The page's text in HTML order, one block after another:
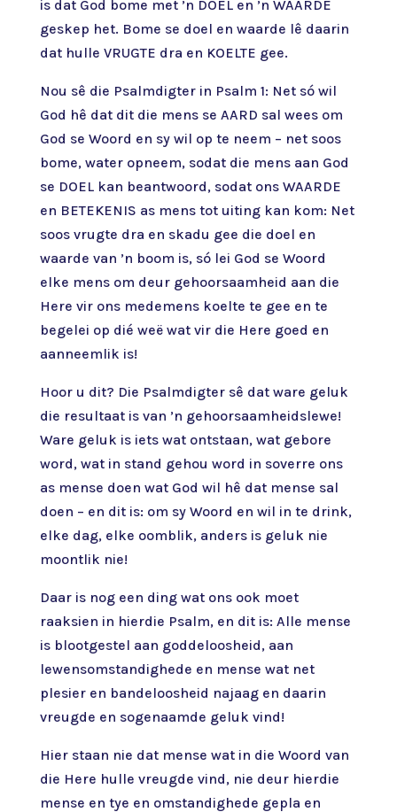
is dat God bome met ’n DOEL en ’n WAARDE
geskep het. Bome se doel en waarde lê daarin
dat hulle VRUGTE dra en KOELTE gee.
Nou sê die Psalmdigter in Psalm 1: Net só wil
God hê dat dit die mens se AARD sal wees om
God se Woord en sy wil op te neem – net soos
bome, water opneem, sodat die mens aan God
se DOEL kan beantwoord, sodat ons WAARDE
en BETEKENIS as mens tot uiting kan kom: Net
soos vrugte dra en skadu gee die doel en
waarde van ’n boom is, só lei God se Woord
elke mens om deur gehoorsaamheid aan die
Here vir ons medemens koelte te gee en te
begelei op dié weë wat vir die Here goed en
aanneemlik is!
Hoor u dit? Die Psalmdigter sê dat ware geluk
die resultaat is van ’n gehoorsaamheidslewe!
Ware geluk is iets wat ontstaan, wat gebore
word, wat in stand gehou word in soverre ons
as mense doen wat God wil hê dat mense sal
doen – en dit is: om sy Woord en wil in te drink,
elke dag, elke oomblik, anders is geluk nie
moontlik nie!
Daar is nog een ding wat ons ook moet
raaksien in hierdie Psalm, en dit is: Alle mense
is blootgestel aan goddeloosheid, aan
lewensomstandighede en mense wat net
plesier en bandeloosheid najaag en daarin
vreugde en sogenaamde geluk vind!
Hier staan nie dat mense wat in die Woord van
die Here hulle vreugde vind, nie deur hierdie
mense en tye en omstandighede gepla en